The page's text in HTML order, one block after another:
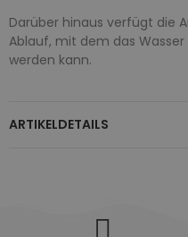
Darüber hinaus verfügt die
Ablauf, mit dem das
werden kann.
ARTIKELDETAILS